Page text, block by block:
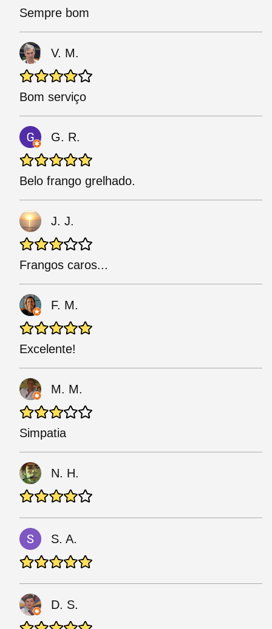
Sempre bom
V. M.
Bom serviço
G. R.
Belo frango grelhado.
J. J.
Frangos caros...
F. M.
Excelente!
M. M.
Simpatia
N. H.
S. A.
D. S.